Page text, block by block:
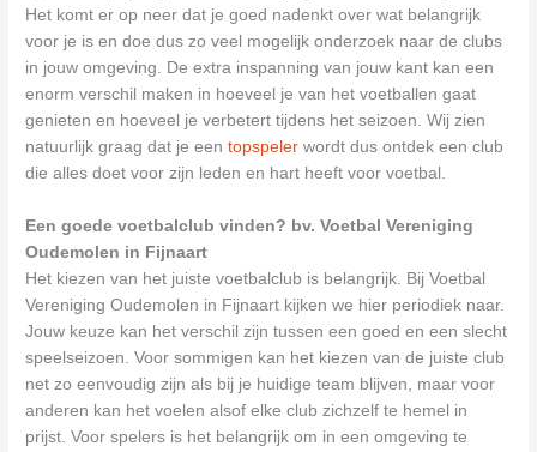
Het komt er op neer dat je goed nadenkt over wat belangrijk
voor je is en doe dus zo veel mogelijk onderzoek naar de clubs
in jouw omgeving. De extra inspanning van jouw kant kan een
enorm verschil maken in hoeveel je van het voetballen gaat
genieten en hoeveel je verbetert tijdens het seizoen. Wij zien
natuurlijk graag dat je eentopspeler wordt dus ontdek een club
die alles doet voor zijn leden en hart heeft voor voetbal.
Een goede voetbalclub vinden? bv. Voetbal Vereniging
Oudemolen in Fijnaart
Het kiezen van het juiste voetbalclub is belangrijk. Bij Voetbal
Vereniging Oudemolen in Fijnaart kijken we hier periodiek naar.
Jouw keuze kan het verschil zijn tussen een goed en een slecht
speelseizoen. Voor sommigen kan het kiezen van de juiste club
net zo eenvoudig zijn als bij je huidige team blijven, maar voor
anderen kan het voelen alsof elke club zichzelf te hemel in
prijst. Voor spelers is het belangrijk om in een omgeving te